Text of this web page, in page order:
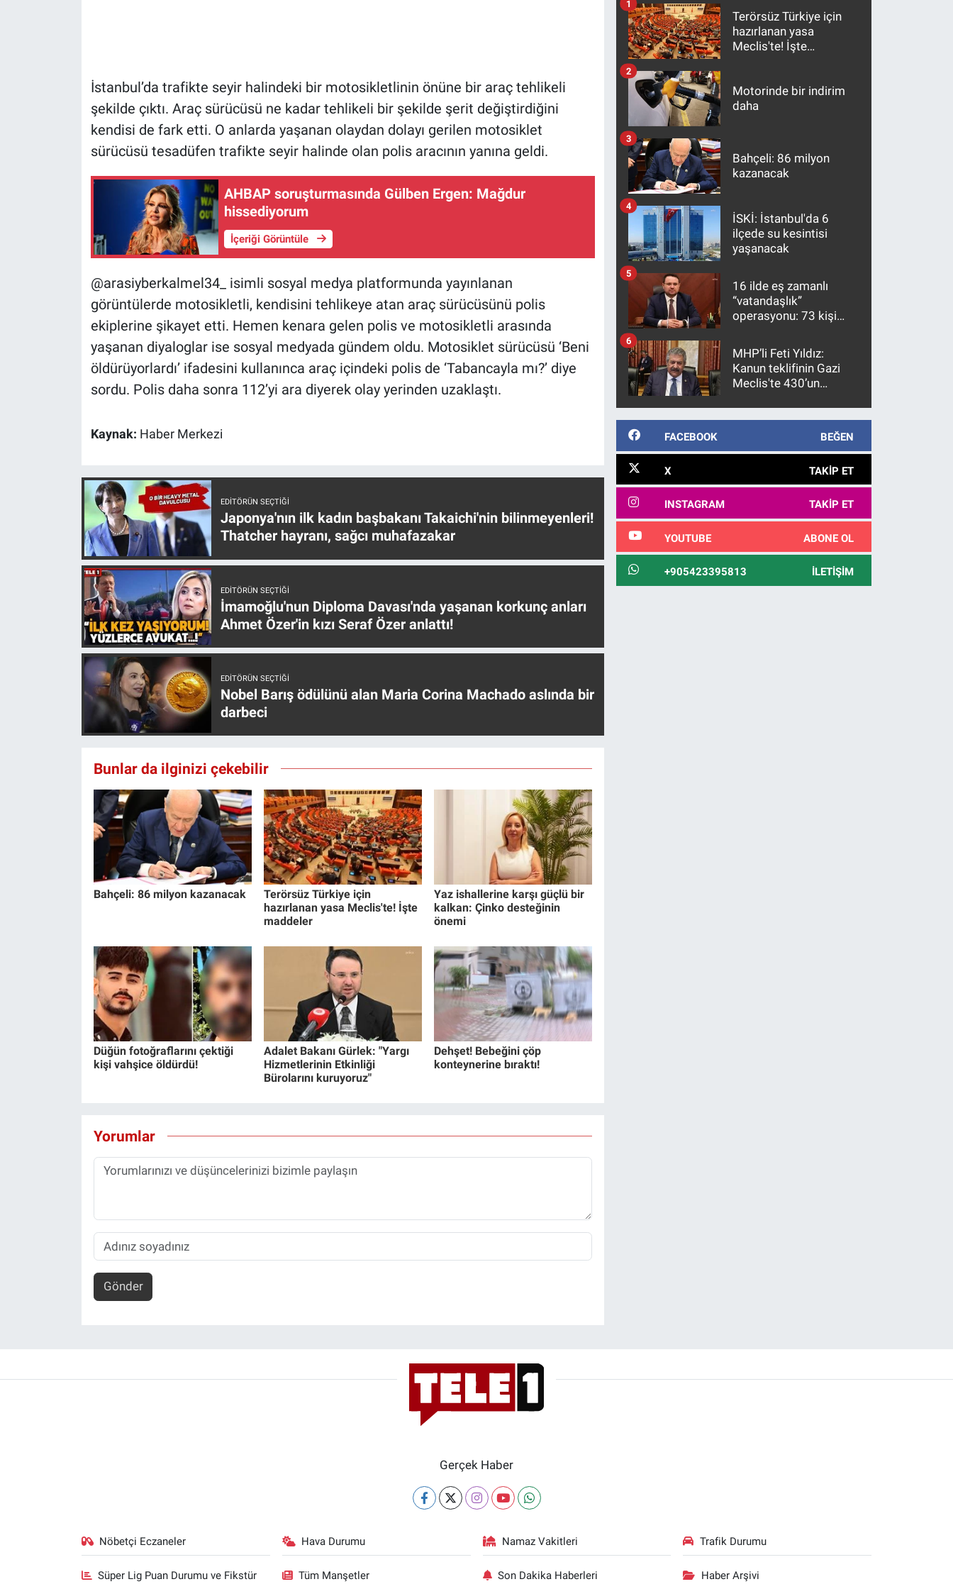
İstanbul’da trafikte seyir halindeki bir motosikletlinin önüne bir araç tehlikeli
şekilde çıktı. Araç sürücüsü ne kadar tehlikeli bir şekilde şerit değiştirdiğini
kendisi de fark etti. O anlarda yaşanan olaydan dolayı gerilen motosiklet
sürücüsü tesadüfen trafikte seyir halinde olan polis aracının yanına geldi.
AHBAP soruşturmasında Gülben Ergen: Mağdur
hissediyorum
İçeriği Görüntüle
@arasiyberkalmel34_ isimli sosyal medya platformunda yayınlanan
görüntülerde motosikletli, kendisini tehlikeye atan araç sürücüsünü polis
ekiplerine şikayet etti. Hemen kenara gelen polis ve motosikletli arasında
yaşanan diyaloglar ise sosyal medyada gündem oldu. Motosiklet sürücüsü ‘Beni
öldürüyorlardı’ ifadesini kullanınca araç içindeki polis de ‘Tabancayla mı?’ diye
sordu. Polis daha sonra 112’yi ara diyerek olay yerinden uzaklaştı.
Kaynak: Haber Merkezi
EDITÖRÜN SEÇTIĞI
Japonya'nın ilk kadın başbakanı Takaichi'nin bilinmeyenleri!
Thatcher hayranı, sağcı muhafazakar
EDITÖRÜN SEÇTIĞI
İmamoğlu'nun Diploma Davası'nda yaşanan korkunç anları
Ahmet Özer'in kızı Seraf Özer anlattı!
EDITÖRÜN SEÇTIĞI
Nobel Barış ödülünü alan Maria Corina Machado aslında bir
darbeci
Bunlar da ilginizi çekebilir
Bahçeli: 86 milyon kazanacak
Terörsüz Türkiye için
hazırlanan yasa Meclis'te! İşte
maddeler
Yaz ishallerine karşı güçlü bir
kalkan: Çinko desteğinin
önemi
Düğün fotoğraflarını çektiği
kişi vahşice öldürdü!
Adalet Bakanı Gürlek: "Yargı
Hizmetlerinin Etkinliği
Bürolarını kuruyoruz"
Dehşet! Bebeğini çöp
konteynerine bıraktı!
Yorumlar
Gönder
Terörsüz Türkiye için
hazırlanan yasa
Meclis'te! İşte
1
Motorinde bir indirim
daha
2
Bahçeli: 86 milyon
kazanacak
3
İSKİ: İstanbul'da 6
ilçede su kesintisi
yaşanacak
4
16 ilde eş zamanlı
“vatandaşlık”
operasyonu: 73 kişi
5
MHP’li Feti Yıldız:
Kanun teklifinin Gazi
Meclis'te 430’un
kanunlaşacağı
6
FACEBOOK BEĞEN
X TAKIP ET
INSTAGRAM TAKIP ET
YOUTUBE ABONE OL
+905423395813 İLETIŞIM
Gerçek Haber
Nöbetçi Eczaneler Hava Durumu Namaz Vakitleri Trafik Durumu
Süper Lig Puan Durumu ve Fikstür Tüm Manşetler Son Dakika Haberleri Haber Arşivi
Kültür Sanat
Ne demişti
Programlar
Teknoloji
Türkiye'nin Geleceği
Türkiye'nin Gündemi
Yerel Gündem
Yerel Yaşam
Canlı Yayın